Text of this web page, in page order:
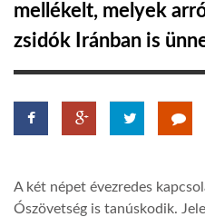
HÍR3D
TROPICALMAGAZIN
mellékelt, melyek
zsidók Iránban is
A két népet évezredes
Ószövetség is tanúskodik.